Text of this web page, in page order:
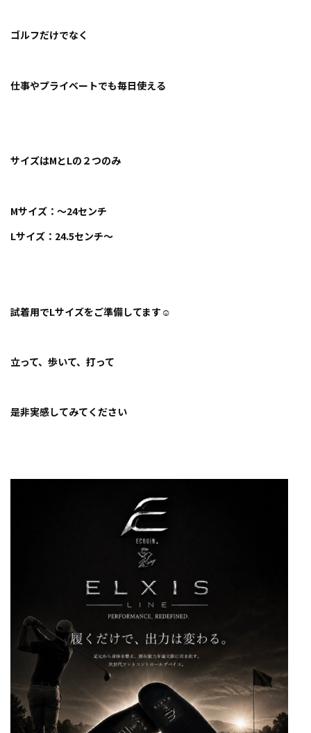
ゴルフだけでなく
仕事やプライベートでも毎日使える
サイズはMとLの２つのみ
Mサイズ：〜24センチ
Lサイズ：24.5センチ〜
試着用でLサイズをご準備してます☺︎
立って、歩いて、打って
是非実感してみてください